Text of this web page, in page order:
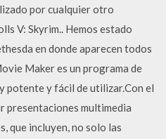
por cualquier otro
V: Skyrim.. Hemos estado
en donde aparecen todos
Maker es un programa de
potente y fácil de utilizar.Con el
presentaciones multimedia
que incluyen, no solo las